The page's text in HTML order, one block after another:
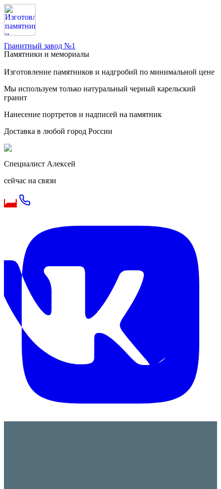
Гранитный завод №1
Памятники и мемориалы
Изготовление памятников и надгробий по минимальной цене
Мы используем только натуральный черный карельский
гранит
Нанесение портретов и надписей на памятник
Доставка в любой город России
Специалист Алексей
сейчас на связи